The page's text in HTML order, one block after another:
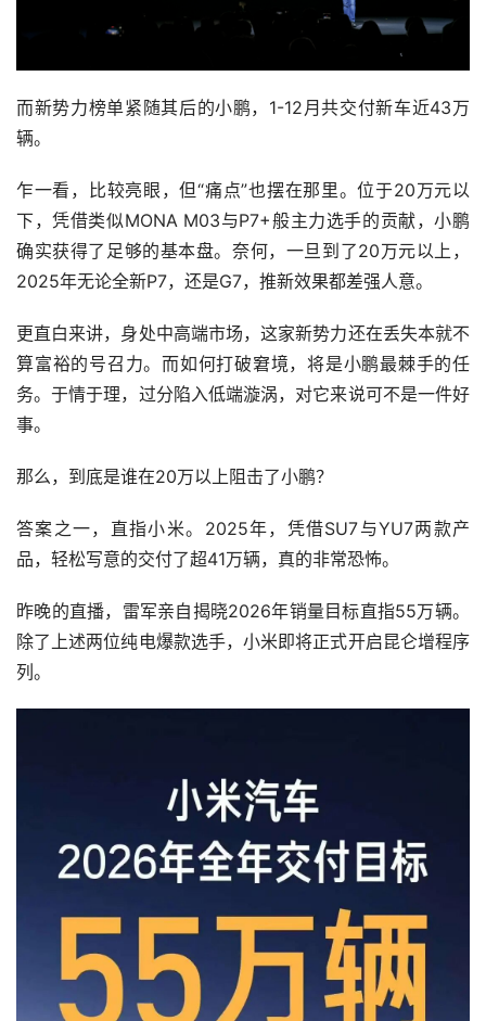
而新势力榜单紧随其后的小鹏，1-12月共交付新车近43万
辆。
乍一看，比较亮眼，但“痛点”也摆在那里。位于20万元以
下，凭借类似MONA M03与P7+般主力选手的贡献，小鹏
确实获得了足够的基本盘。奈何，一旦到了20万元以上，
2025年无论全新P7，还是G7，推新效果都差强人意。
更直白来讲，身处中高端市场，这家新势力还在丢失本就不
算富裕的号召力。而如何打破窘境，将是小鹏最棘手的任
务。于情于理，过分陷入低端漩涡，对它来说可不是一件好
事。
那么，到底是谁在20万以上阻击了小鹏？
答案之一，直指小米。2025年，凭借SU7与YU7两款产
品，轻松写意的交付了超41万辆，真的非常恐怖。
昨晚的直播，雷军亲自揭晓2026年销量目标直指55万辆。
除了上述两位纯电爆款选手，小米即将正式开启昆仑增程序
列。